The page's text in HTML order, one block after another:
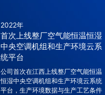
2022年
首次上线整厂空气能恒温恒湿
中央空调机组和生产环境云系
统平台
公司首次在江西上线整厂空气能恒温
恒湿中央空调机组和生产环境云系统
平台，生产环境数据与生产工艺条件